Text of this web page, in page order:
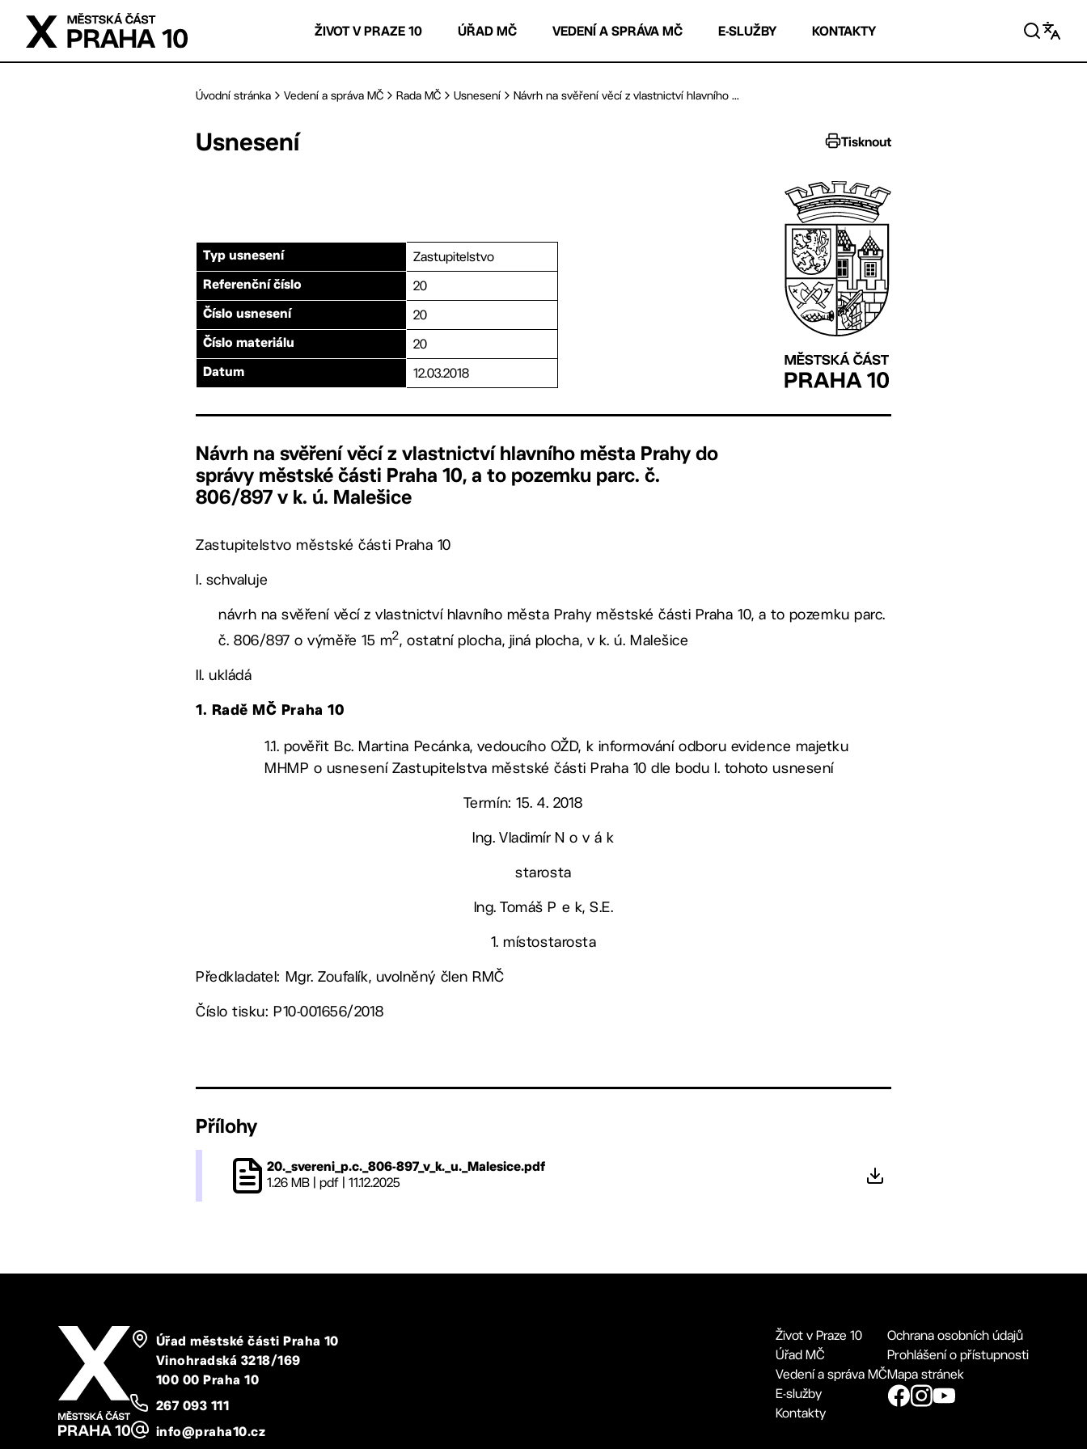
Přejít na hlavní obsah
ŽIVOT V PRAZE 10 ÚŘAD MČ VEDENÍ A SPRÁVA MČ E-SLUŽBY KONTAKTY
Úvodní stránka Vedení a správa MČ Rada MČ Usnesení Návrh na svěření věcí z vlastnictví hlavního ...
Usnesení Tisknout
Typ usnesení Zastupitelstvo
Referenční číslo 20
Číslo usnesení 20
Číslo materiálu 20
Datum 12.03.2018
Návrh na svěření věcí z vlastnictví hlavního města Prahy do
správy městské části Praha 10, a to pozemku parc. č.
806/897 v k. ú. Malešice
Zastupitelstvo městské části Praha 10
I. schvaluje
návrh na svěření věcí z vlastnictví hlavního města Prahy městské části Praha 10, a to pozemku parc.
č. 806/897 o výměře 15 m2, ostatní plocha, jiná plocha, v k. ú. Malešice
II. ukládá
1. Radě MČ Praha 10
1.1. pověřit Bc. Martina Pecánka, vedoucího OŽD, k informování odboru evidence majetku
MHMP o usnesení Zastupitelstva městské části Praha 10 dle bodu I. tohoto usnesení
Termín: 15. 4. 2018
Ing. Vladimír N o v á k
starosta
Ing. Tomáš P e k, S.E.
1. místostarosta
Předkladatel: Mgr. Zoufalík, uvolněný člen RMČ
Číslo tisku: P10-001656/2018
Přílohy
20._svereni_p.c._806-897_v_k._u._Malesice.pdf
1.26 MB | pdf | 11.12.2025
Úřad městské části Praha 10
Vinohradská 3218/169
100 00 Praha 10
267 093 111
info@praha10.cz
Život v Praze 10
Úřad MČ
Vedení a správa MČ
E-služby
Kontakty
Ochrana osobních údajů
Prohlášení o přístupnosti
Mapa stránek